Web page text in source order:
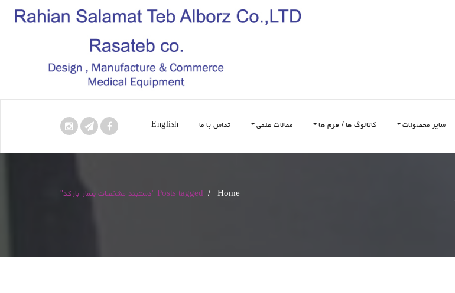
سایر محصولات کاتالوگ ها / فرم ها مقالات علمی تماس با ما English
Home
/ Posts tagged "دستبند مشخصات بیمار بارکد"